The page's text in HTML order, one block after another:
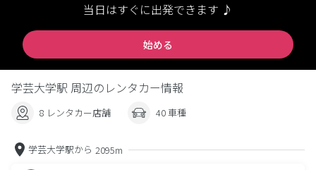
当日はすぐに出発できます ♪
始める
学芸大学駅 周辺のレンタカー情報
8 レンタカー店舗 40 車種
学芸大学駅から 2095m